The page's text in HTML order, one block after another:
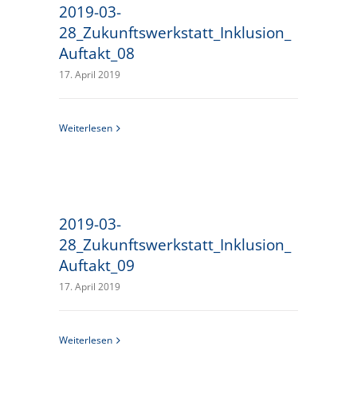
2019-03-
28_Zukunftswerkstatt_Inklusion_
Auftakt_08
17. April 2019
Weiterlesen
2019-03-
28_Zukunftswerkstatt_Inklusion_
Auftakt_09
17. April 2019
Weiterlesen